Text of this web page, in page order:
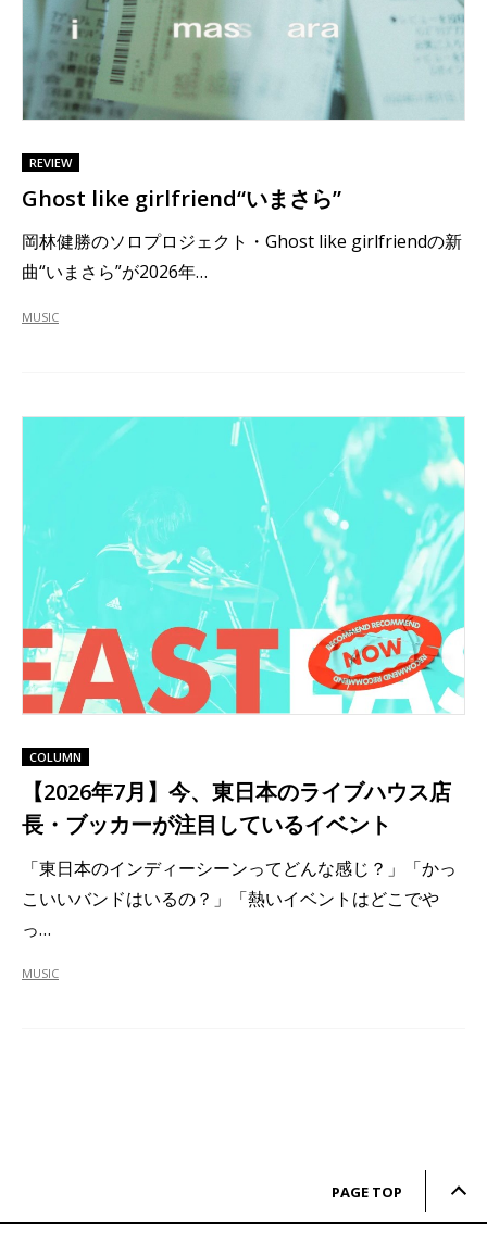
REVIEW
Ghost like girlfriend“いまさら”
岡林健勝のソロプロジェクト・Ghost like girlfriendの新
曲“いまさら”が2026年…
MUSIC
COLUMN
【2026年7月】今、東日本のライブハウス店
長・ブッカーが注目しているイベント
「東日本のインディーシーンってどんな感じ？」「かっ
こいいバンドはいるの？」「熱いイベントはどこでや
っ…
MUSIC
PAGE TOP